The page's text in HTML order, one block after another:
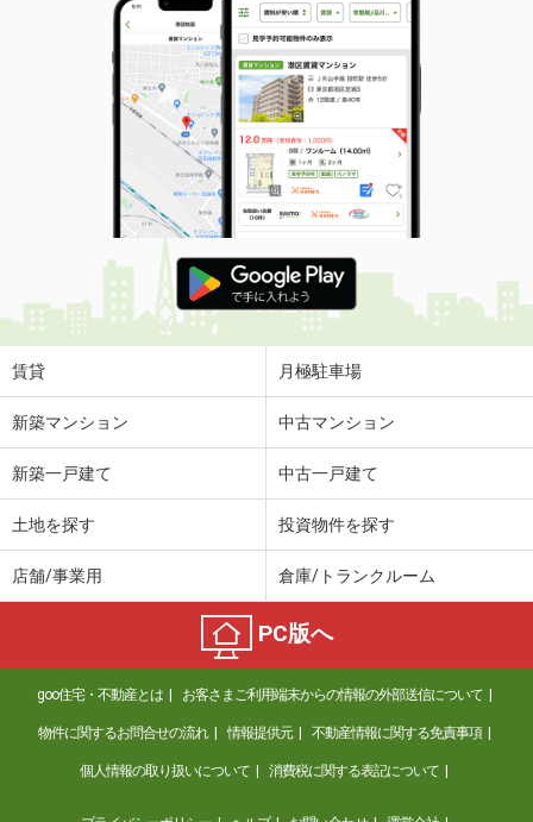
賃貸 月極駐車場
新築マンション 中古マンション
新築一戸建て 中古一戸建て
土地を探す 投資物件を探す
店舗/事業用 倉庫/トランクルーム
PC版へ
goo住宅・不動産とは お客さまご利用端末からの情報の外部送信について
物件に関するお問合せの流れ 情報提供元 不動産情報に関する免責事項
個人情報の取り扱いについて 消費税に関する表記について